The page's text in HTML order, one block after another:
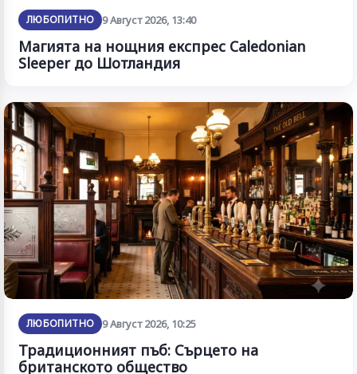
ЛЮБОПИТНО 9 Август 2026, 13:40
Магията на нощния експрес Caledonian
Sleeper до Шотландия
ЛЮБОПИТНО 9 Август 2026, 10:25
Традиционният пъб: Сърцето на
британското общество